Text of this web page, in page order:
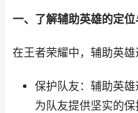
一、了解辅助英雄的定位
在王者荣耀中，辅助英雄
保护队友：辅助英
为队友提供坚实的保